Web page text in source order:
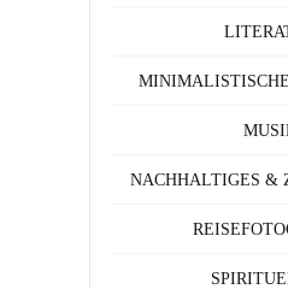
NACHHALTIGES &